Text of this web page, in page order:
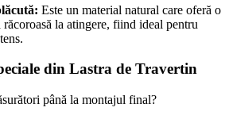
Este un material natural care oferă o
răcoroasă la atingere, fiind ideal pentru
din Lastra de Travertin
până la montajul final?